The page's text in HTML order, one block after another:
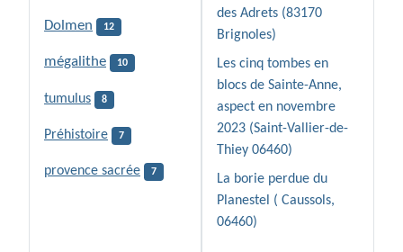
Dolmen 12
mégalithe 10
tumulus 8
Préhistoire 7
provence sacrée 7
des Adrets (83170
Brignoles)
Les cinq tombes en
blocs de Sainte-Anne,
aspect en novembre
2023 (Saint-Vallier-de-
Thiey 06460)
La borie perdue du
Planestel ( Caussols,
06460)